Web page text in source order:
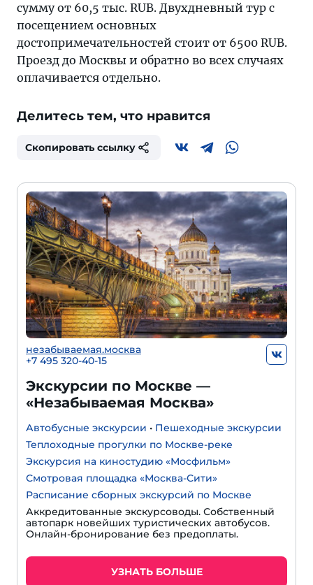
сумму от 60,5 тыс. RUB. Двухдневный тур с
посещением основных
достопримечательностей стоит от 6500 RUB.
Проезд до Москвы и обратно во всех случаях
оплачивается отдельно.
Делитесь тем, что нравится
Скопировать ссылку
незабываемая.москва
+7 495 320-40-15
Экскурсии по Москве —
«Незабываемая Москва»
Автобусные экскурсии • Пешеходные экскурсии
Теплоходные прогулки по Москве-реке
Экскурсия на киностудию «Мосфильм»
Смотровая площадка «Москва-Сити»
Расписание сборных экскурсий по Москве
Аккредитованные экскурсоводы. Собственный
автопарк новейших туристических автобусов.
Онлайн-бронирование без предоплаты.
УЗНАТЬ БОЛЬШЕ